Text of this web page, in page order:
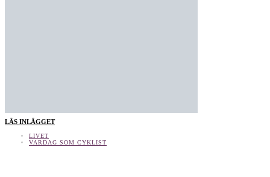
LÄS INLÄGGET
LIVET
VARDAG SOM CYKLIST